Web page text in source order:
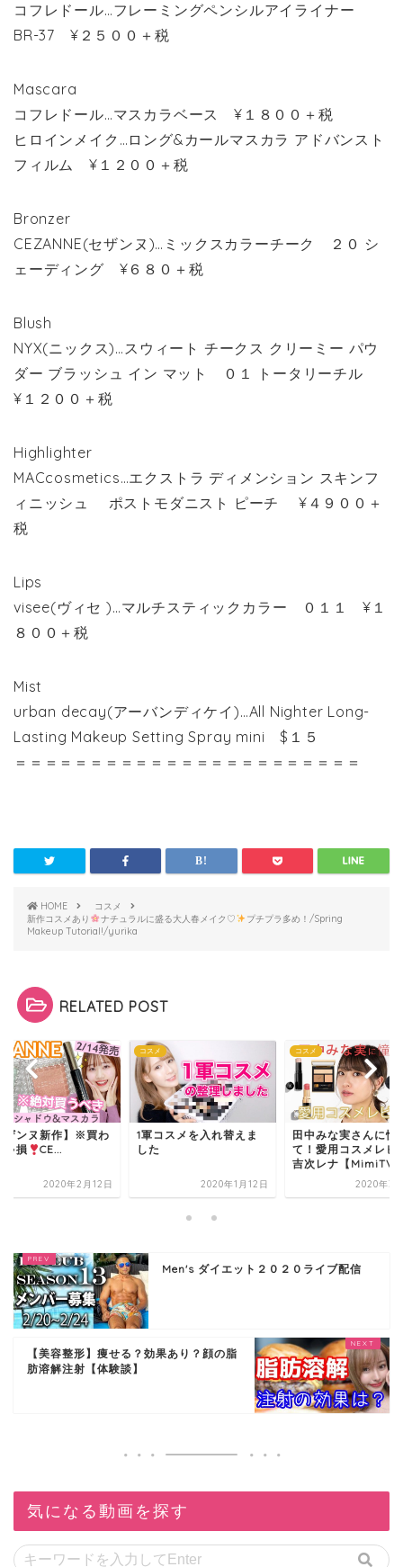
コフレドール…フレーミングペンシルアイライナー
BR-37 ¥２５００＋税
Mascara
コフレドール…マスカラベース ¥１８００＋税
ヒロインメイク…ロング&カールマスカラ アドバンスト
フィルム ¥１２００＋税
Bronzer
CEZANNE(セザンヌ)…ミックスカラーチーク ２０ シ
ェーディング ¥６８０＋税
Blush
NYX(ニックス)…スウィート チークス クリーミー パウ
ダー ブラッシュ イン マット ０１ トータリーチル
¥１２００＋税
Highlighter
MACcosmetics…エクストラ ディメンション スキンフ
ィニッシュ ポストモダニスト ピーチ ¥４９００＋
税
Lips
visee(ヴィセ )…マルチスティックカラー ０１１ ¥１
８００＋税
Mist
urban decay(アーバンディケイ)…All Nighter Long-
Lasting Makeup Setting Spray mini $１５
＝＝＝＝＝＝＝＝＝＝＝＝＝＝＝＝＝＝＝＝＝＝＝
HOME
コスメ
新作コスメあり
ナチュラルに盛る大人春メイク♡
プチプラ多め！/Spring
Makeup Tutorial!/yurika
RELATED POST
ザンヌ新作】※買わ
ゃ損
CE...
2020年2月12日
コスメ
1軍コスメを入れ替えま
した
2020年1月12日
コスメ
田中みな実さんに憧
て！愛用コスメレビ
吉次レナ【MimiTV...
2020年3
Men's ダイエット２０２０ライブ配信
【美容整形】痩せる？効果あり？顔の脂
肪溶解注射【体験談】
気になる動画を探す